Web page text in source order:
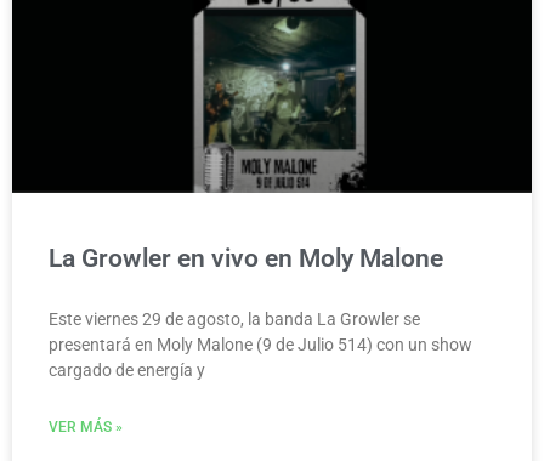
La Growler en vivo en Moly Malone
Este viernes 29 de agosto, la banda La Growler se
presentará en Moly Malone (9 de Julio 514) con un show
cargado de energía y
VER MÁS »